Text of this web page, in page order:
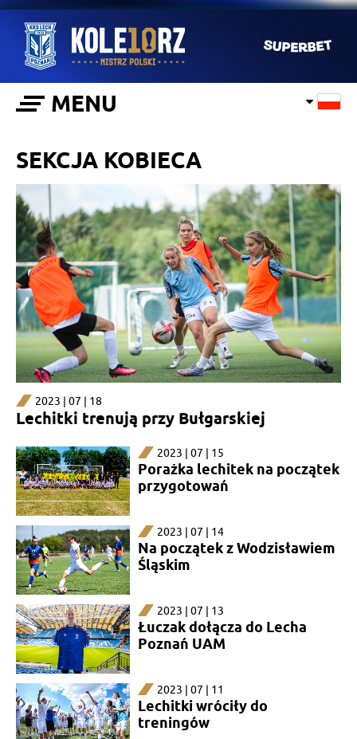
MENU
SEKCJA KOBIECA
2023 | 07 | 18
Lechitki trenują przy Bułgarskiej
2023 | 07 | 15
Porażka lechitek na początek
przygotowań
2023 | 07 | 14
Na początek z Wodzisławiem
Śląskim
2023 | 07 | 13
Łuczak dołącza do Lecha
Poznań UAM
2023 | 07 | 11
Lechitki wróciły do
treningów